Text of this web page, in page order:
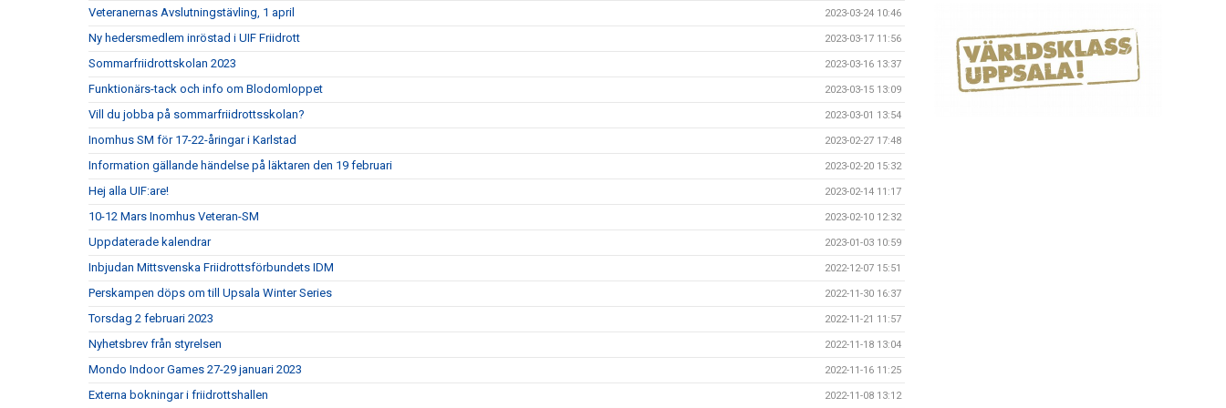
Veteranernas Avslutningstävling, 1 april 2023-03-24 10:46
Ny hedersmedlem inröstad i UIF Friidrott 2023-03-17 11:56
Sommarfriidrottskolan 2023 2023-03-16 13:37
Funktionärs-tack och info om Blodomloppet 2023-03-15 13:09
Vill du jobba på sommarfriidrottsskolan? 2023-03-01 13:54
Inomhus SM för 17-22-åringar i Karlstad 2023-02-27 17:48
Information gällande händelse på läktaren den 19 februari 2023-02-20 15:32
Hej alla UIF:are! 2023-02-14 11:17
10-12 Mars Inomhus Veteran-SM 2023-02-10 12:32
Uppdaterade kalendrar 2023-01-03 10:59
Inbjudan Mittsvenska Friidrottsförbundets IDM 2022-12-07 15:51
Perskampen döps om till Upsala Winter Series 2022-11-30 16:37
Torsdag 2 februari 2023 2022-11-21 11:57
Nyhetsbrev från styrelsen 2022-11-18 13:04
Mondo Indoor Games 27-29 januari 2023 2022-11-16 11:25
Externa bokningar i friidrottshallen 2022-11-08 13:12